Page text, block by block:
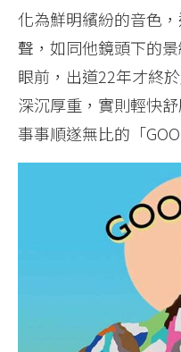
化為鮮明繽紛的音色
聲，如同他鏡頭下的
眼前，出道22年才終
深沉厚重，實則輕快
事事順遂無比的「